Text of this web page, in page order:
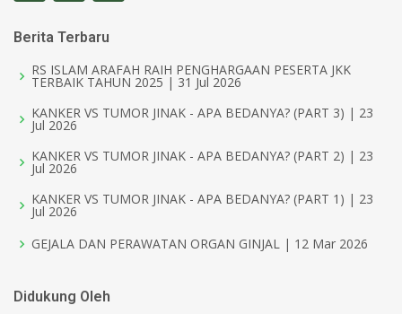
Berita Terbaru
RS ISLAM ARAFAH RAIH PENGHARGAAN PESERTA JKK
TERBAIK TAHUN 2025 | 31 Jul 2026
KANKER VS TUMOR JINAK - APA BEDANYA? (PART 3) | 23
Jul 2026
KANKER VS TUMOR JINAK - APA BEDANYA? (PART 2) | 23
Jul 2026
KANKER VS TUMOR JINAK - APA BEDANYA? (PART 1) | 23
Jul 2026
GEJALA DAN PERAWATAN ORGAN GINJAL | 12 Mar 2026
Didukung Oleh